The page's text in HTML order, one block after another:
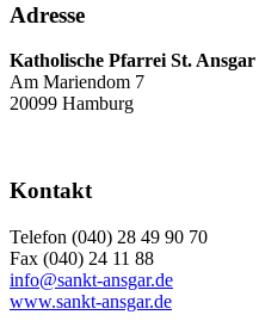
Adresse
Katholische Pfarrei St. Ansgar
Am Mariendom 7
20099 Hamburg
Kontakt
Telefon (040) 28 49 90 70
Fax (040) 24 11 88
info@sankt-ansgar.de
www.sankt-ansgar.de